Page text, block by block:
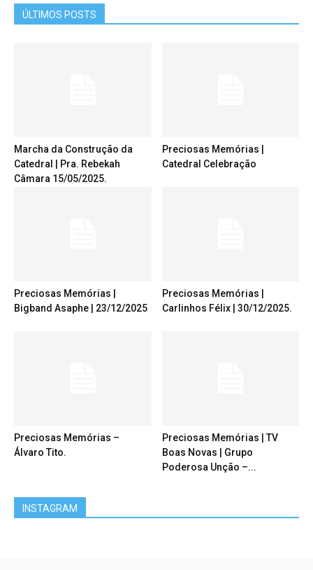
ÚLTIMOS POSTS
Marcha da Construção da
Catedral | Pra. Rebekah
Câmara 15/05/2025.
Preciosas Memórias |
Catedral Celebração
Preciosas Memórias |
Bigband Asaphe | 23/12/2025
Preciosas Memórias |
Carlinhos Félix | 30/12/2025.
Preciosas Memórias –
Álvaro Tito.
Preciosas Memórias | TV
Boas Novas | Grupo
Poderosa Unção –...
INSTAGRAM